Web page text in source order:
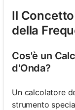
Il
della
Cos'è un
d'Onda?
Un calcolatore
strumento